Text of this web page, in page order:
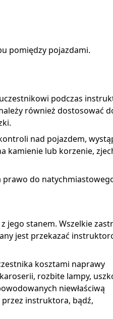
pomiędzy pojazdami.
podczas
również dostosować
nad pojazdem,
kamienie lub korzenie,
prawo do
jego stanem. Wszelkie
jest przekazać
kosztami naprawy
rozbite lampy,
niewłaściwą
instruktora, bądź,